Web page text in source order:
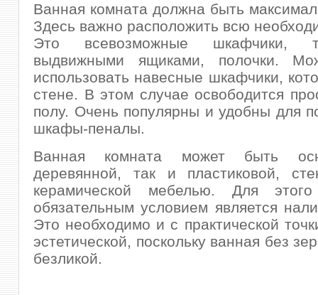
Ванная комната должна быть
Здесь важно расположить всю
Это всевозможные шкафчики,
выдвижными ящиками, полочки.
использовать навесные шкафчики,
стене. В этом случае освободится
полу. Очень популярны и удобны для
шкафы-пеналы.
Ванная комната может быть
деревянной, так и пластиковой,
керамической мебелью. Для
обязательным условием является
Это необходимо и с практической
эстетической, поскольку ванная без
безликой.